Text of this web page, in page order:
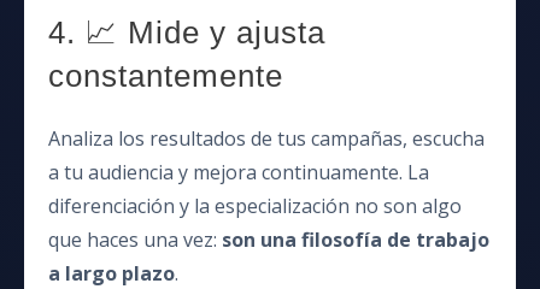
4. 📈 Mide y ajusta
constantemente
Analiza los resultados de tus campañas, escucha
a tu audiencia y mejora continuamente. La
diferenciación y la especialización no son algo
que haces una vez: son una filosofía de trabajo
a largo plazo.